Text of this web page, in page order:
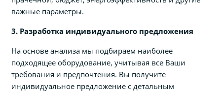
важные параметры.
3. Разработка индивидуального предложения
На основе анализа мы подбираем наиболее
подходящее оборудование, учитывая все Ваши
требования и предпочтения. Вы получите
индивидуальное предложение с детальным